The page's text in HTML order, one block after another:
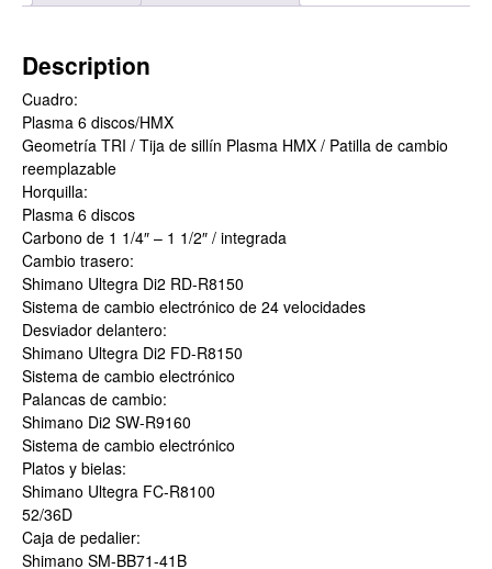
Description
Cuadro:
Plasma 6 discos/HMX
Geometría TRI / Tija de sillín Plasma HMX / Patilla de cambio
reemplazable
Horquilla:
Plasma 6 discos
Carbono de 1 1/4″ – 1 1/2″ / integrada
Cambio trasero:
Shimano Ultegra Di2 RD-R8150
Sistema de cambio electrónico de 24 velocidades
Desviador delantero:
Shimano Ultegra Di2 FD-R8150
Sistema de cambio electrónico
Palancas de cambio:
Shimano Di2 SW-R9160
Sistema de cambio electrónico
Platos y bielas:
Shimano Ultegra FC-R8100
52/36D
Caja de pedalier:
Shimano SM-BB71-41B